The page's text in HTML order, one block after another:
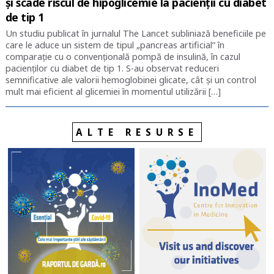
de tip 1
Un studiu publicat în jurnalul The Lancet subliniază beneficiile pe
care le aduce un sistem de tipul „pancreas artificial” în
comparație cu o convențională pompă de insulină, în cazul
pacienților cu diabet de tip 1. S-au observat reduceri
semnificative ale valorii hemoglobinei glicate, cât și un control
mult mai eficient al glicemiei în momentul utilizării […]
ALTE RESURSE